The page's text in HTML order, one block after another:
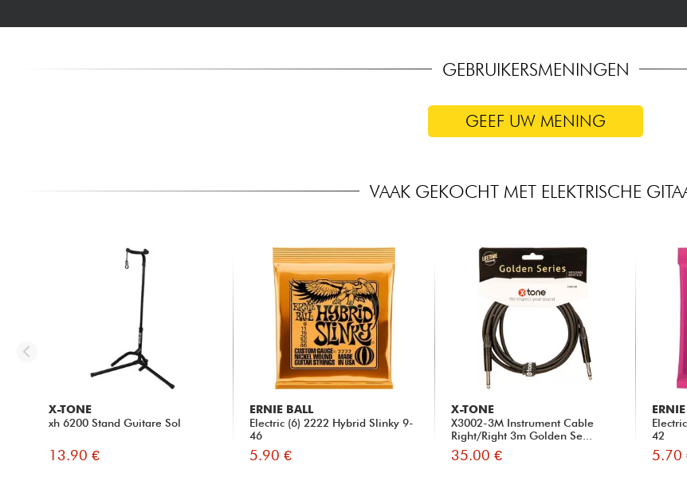
GEBRUIKERSMENINGEN
GEEF UW MENING
VAAK GEKOCHT MET ELEKTRISCHE
X-TONE
xh 6200 Stand Guitare Sol
13.90 €
ERNIE BALL
Electric (6) 2222 Hybrid Slinky 9-
46
5.90 €
X-TONE
X3002-3M Instrument Cable
Right/Right 3m Golden Se...
35.00 €
42
5.70